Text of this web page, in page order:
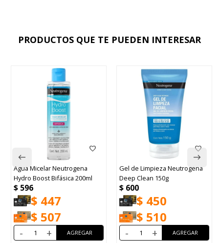
PRODUCTOS QUE TE PUEDEN INTERESAR
Agua Micelar Neutrogena
Hydro Boost Bifásica 200ml
$ 596
$ 447
$ 507
- +
Gel de Limpieza Neutrogena
Deep Clean 150g
$ 600
$ 450
$ 510
- +